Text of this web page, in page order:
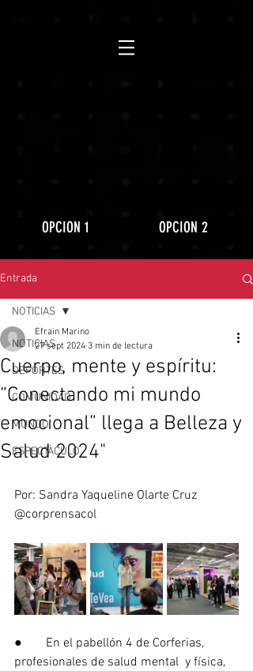
OPCION 1 OPCION 2
Entrada
NOTICIAS
DEPORTES
COMUNIDAD
MUNDO
ESPECTÀCULO
NOTICIAS
Cuerpo, mente y espíritu:
“Conectando mi mundo
emocional” llega a Belleza y
Salud 2024"
Efrain Marino
27 sept 2024 3 min de lectura
Por: Sandra Yaqueline Olarte Cruz
@corprensacol
●	En el pabellón 4 de Corferias,
profesionales de salud mental  y física,